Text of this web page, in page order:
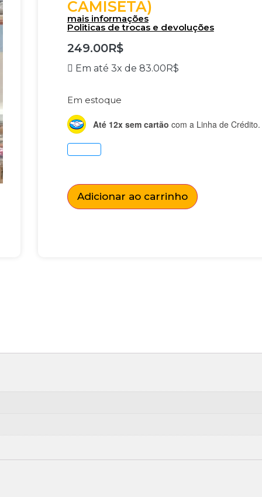
CAMISETA)
mais informações
Politicas de trocas e devoluções
249.00R$
Em até 3x de 83.00 R$
Em estoque
Até 12x sem cartão com a Linha de Crédito.
Adicionar ao carrinho